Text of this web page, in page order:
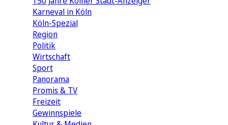
Karneval in Köln
Köln-Spezial
Region
Politik
Wirtschaft
Sport
Panorama
Promis & TV
Freizeit
Gewinnspiele